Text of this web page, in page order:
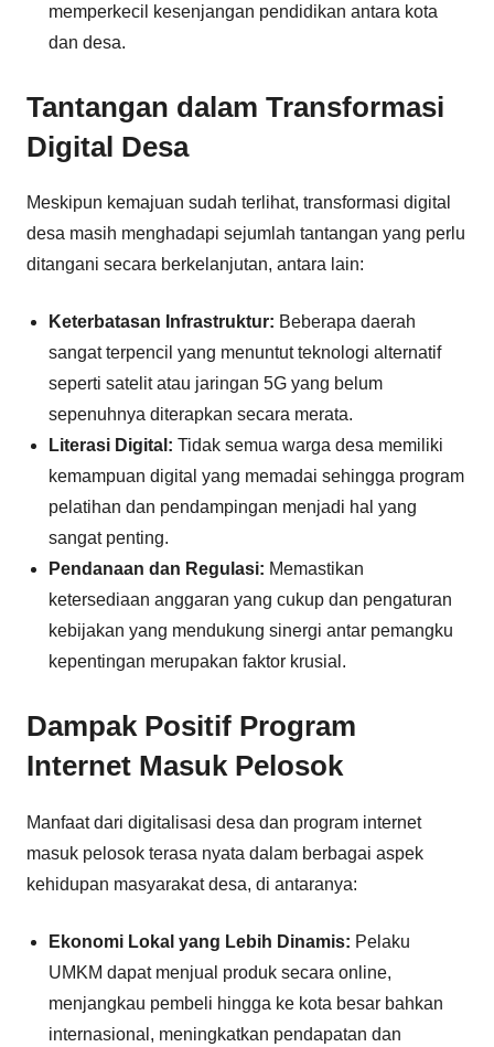
memperkecil kesenjangan pendidikan antara kota
dan desa.
Tantangan dalam Transformasi
Digital Desa
Meskipun kemajuan sudah terlihat, transformasi digital
desa masih menghadapi sejumlah tantangan yang perlu
ditangani secara berkelanjutan, antara lain:
Keterbatasan Infrastruktur: Beberapa daerah
sangat terpencil yang menuntut teknologi alternatif
seperti satelit atau jaringan 5G yang belum
sepenuhnya diterapkan secara merata.
Literasi Digital: Tidak semua warga desa memiliki
kemampuan digital yang memadai sehingga program
pelatihan dan pendampingan menjadi hal yang
sangat penting.
Pendanaan dan Regulasi: Memastikan
ketersediaan anggaran yang cukup dan pengaturan
kebijakan yang mendukung sinergi antar pemangku
kepentingan merupakan faktor krusial.
Dampak Positif Program
Internet Masuk Pelosok
Manfaat dari digitalisasi desa dan program internet
masuk pelosok terasa nyata dalam berbagai aspek
kehidupan masyarakat desa, di antaranya:
Ekonomi Lokal yang Lebih Dinamis: Pelaku
UMKM dapat menjual produk secara online,
menjangkau pembeli hingga ke kota besar bahkan
internasional, meningkatkan pendapatan dan